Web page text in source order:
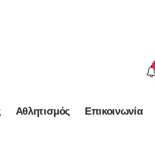
Αθλητισμός Επικοινωνία